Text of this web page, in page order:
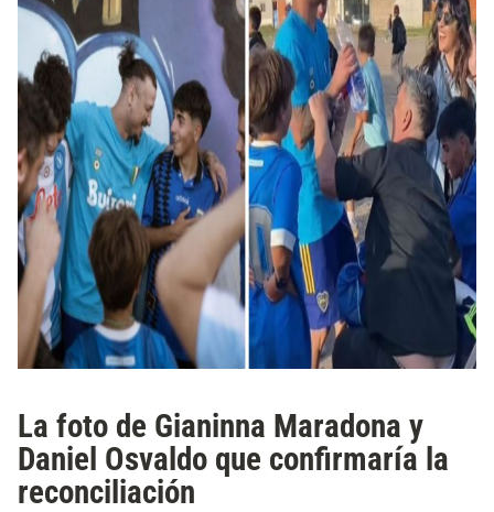
La foto de Gianinna Maradona y
Daniel Osvaldo que confirmaría la
reconciliación